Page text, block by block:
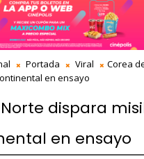
Portada Viral
Corea
en ensayo
dispara
en ensayo